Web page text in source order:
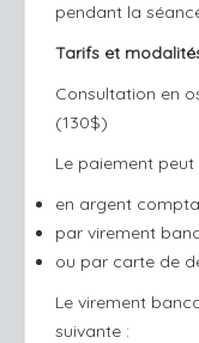
pendant la
Tarifs et
Consultation en
(130$)
Le paiement
en argent
par virement
ou par carte de
Le virement
suivante :